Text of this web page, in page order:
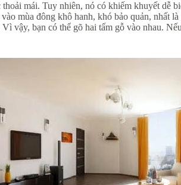
mái. Tuy nhiên, nó có khiếm khuyết dễ
mùa đông khô hanh, khó bảo quản,
vậy, bạn có thể gõ hai tấm gỗ vào nhau.